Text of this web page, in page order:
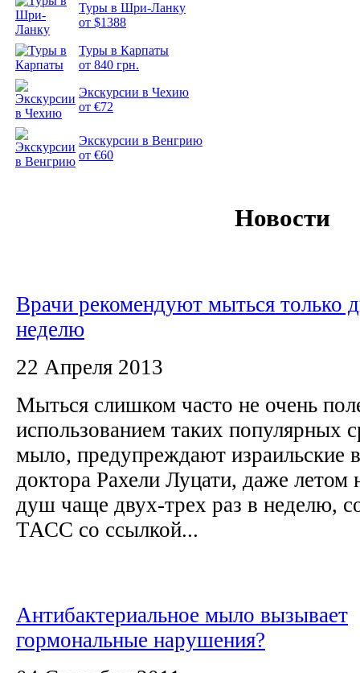
Туры в Шри-Ланку
от $1388
Туры в Карпаты
от 840 грн.
Экскурсии в Чехию
от €72
Экскурсии в Венгрию
от €60
Новости
Врачи рекомендуют мыться только
неделю
22 Апреля 2013
Мыться слишком часто не очень
использованием таких популярных
мыло, предупреждают израильские
доктора Рахели Луцати, даже летом
душ чаще двух-трех раз в неделю,
ТАСС со ссылкой...
Антибактериальное мыло вызывает
гормональные нарушения?